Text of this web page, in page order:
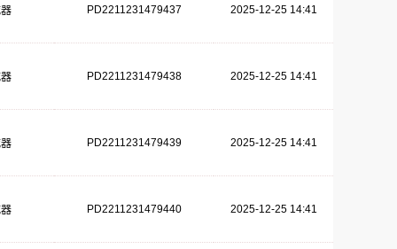
PD2211231479437 2025-12-25 14:41
PD2211231479438 2025-12-25 14:41
PD2211231479439 2025-12-25 14:41
PD2211231479440 2025-12-25 14:41